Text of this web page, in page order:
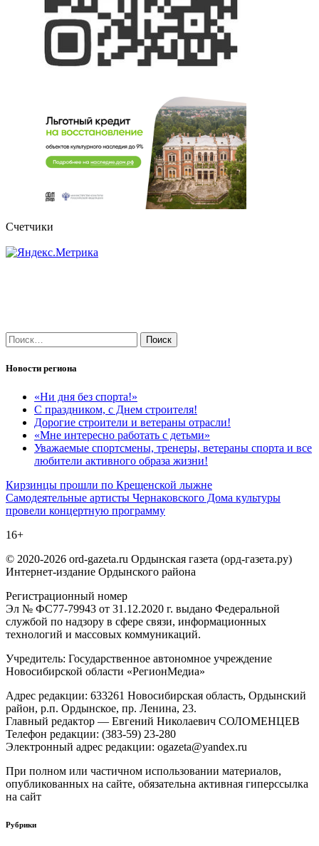
Счетчики
Найти:
Новости региона
«Ни дня без спорта!»
С праздником, с Днем строителя!
Дорогие строители и ветераны отрасли!
«Мне интересно работать с детьми»
Уважаемые спортсмены, тренеры, ветераны спорта и все
любители активного образа жизни!
Навигация
по
Кирзинцы прошли по Крещенской лыжне
Самодеятельные артисты Чернаковского Дома культуры
провели концертную программу
16+
© 2020-2026 ord-gazeta.ru Ордынская газета (орд-газета.ру)
Интернет-издание Ордынского района
Регистрационный номер
Эл № ФС77-79943 от 31.12.2020 г. выдано Федеральной
службой по надзору в сфере связи, информационных
технологий и массовых коммуникаций.
Учредитель: Государственное автономное учреждение
Новосибирской области «РегионМедиа»
Адрес редакции: 633261 Новосибирская область, Ордынский
район, р.п. Ордынское, пр. Ленина, 23.
Главный редактор — Евгений Николаевич СОЛОМЕНЦЕВ
Телефон редакции: (383-59) 23-280
Электронный адрес редакции: ogazeta@yandex.ru
При полном или частичном использовании материалов,
опубликованных на сайте, обязательна активная гиперссылка
на сайт
Рубрики